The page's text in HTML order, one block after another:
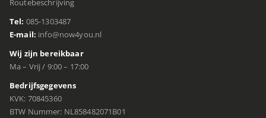
Routebeschrijving
Tel: 085-1303487
E-mail: info@now4you.nl
Wij zijn bereikbaar
Ma – Vrij / 9:00 – 17:00
Bedrijfsgegevens
KVK: 70845360
BTW Nummer: NL858482071B01